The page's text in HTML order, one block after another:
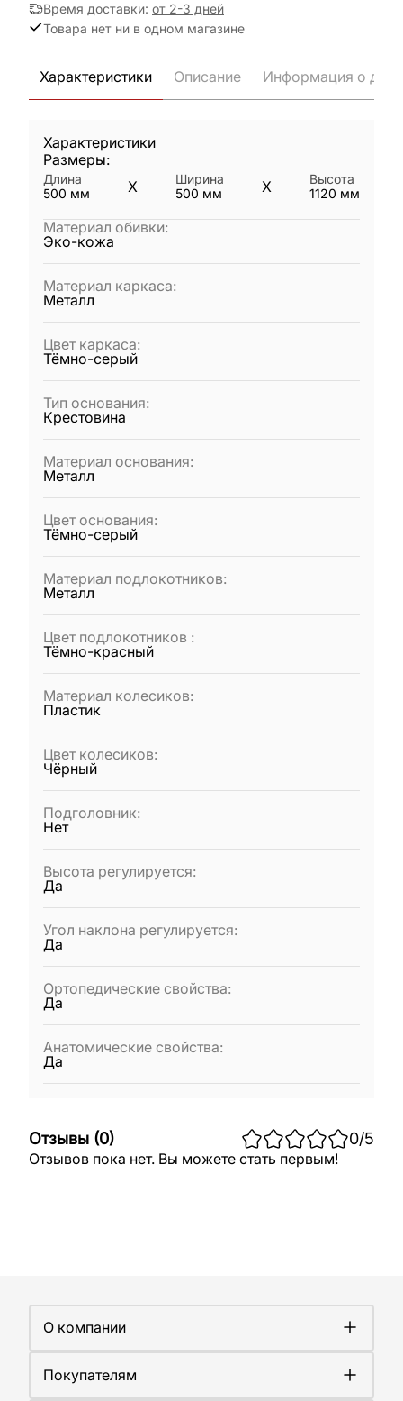
Время доставки: от 2-3 дней
Товара нет ни в одном магазине
Характеристики Описание Информация о
Характеристики
Размеры:
Длина
500 мм X
Ширина
500 мм X
Высота
1120 мм
Материал обивки:
Эко-кожа
Материал каркаса:
Металл
Цвет каркаса:
Тёмно-серый
Тип основания:
Крестовина
Материал основания:
Металл
Цвет основания:
Тёмно-серый
Материал подлокотников:
Металл
Цвет подлокотников :
Тёмно-красный
Материал колесиков:
Пластик
Цвет колесиков:
Чёрный
Подголовник:
Нет
Высота регулируется:
Да
Угол наклона регулируется:
Да
Ортопедические свойства:
Да
Анатомические свойства:
Да
Отзывы (0) 0/5
Отзывов пока нет. Вы можете стать первым!
О компании
Работа у нас
Сертификаты
Покупателям